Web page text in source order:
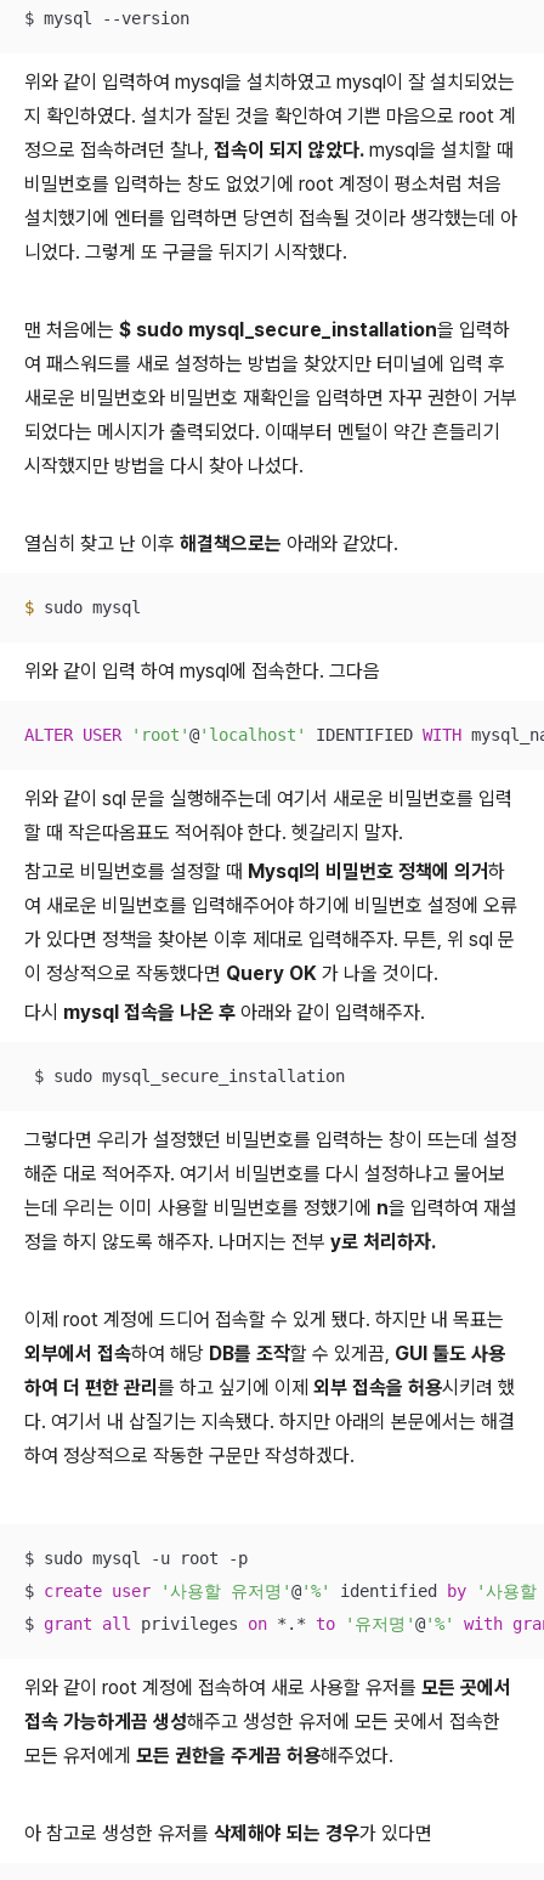
$ mysql --version
위와 같이 입력하여 mysql을 설치하였고 mysql이 잘 설치되었는
지 확인하였다. 설치가 잘된 것을 확인하여 기쁜 마음으로 root 계
정으로 접속하려던 찰나, 접속이 되지 않았다. mysql을 설치할 때
비밀번호를 입력하는 창도 없었기에 root 계정이 평소처럼 처음
설치했기에 엔터를 입력하면 당연히 접속될 것이라 생각했는데 아
니었다. 그렇게 또 구글을 뒤지기 시작했다.
맨 처음에는 $ sudo mysql_secure_installation을 입력하
여 패스워드를 새로 설정하는 방법을 찾았지만 터미널에 입력 후
새로운 비밀번호와 비밀번호 재확인을 입력하면 자꾸 권한이 거부
되었다는 메시지가 출력되었다. 이때부터 멘털이 약간 흔들리기
시작했지만 방법을 다시 찾아 나섰다.
열심히 찾고 난 이후 해결책으로는 아래와 같았다.
$ sudo mysql
위와 같이 입력 하여 mysql에 접속한다. 그다음
ALTER USER 'root'@'localhost' IDENTIFIED WITH
위와 같이 sql 문을 실행해주는데 여기서 새로운 비밀번호를 입력
할 때 작은따옴표도 적어줘야 한다. 헷갈리지 말자.
참고로 비밀번호를 설정할 때 Mysql의 비밀번호 정책에 의거하
여 새로운 비밀번호를 입력해주어야 하기에 비밀번호 설정에 오류
가 있다면 정책을 찾아본 이후 제대로 입력해주자. 무튼, 위 sql 문
이 정상적으로 작동했다면 Query OK 가 나올 것이다.
다시 mysql 접속을 나온 후 아래와 같이 입력해주자.
$ sudo mysql_secure_installation
그렇다면 우리가 설정했던 비밀번호를 입력하는 창이 뜨는데 설정
해준 대로 적어주자. 여기서 비밀번호를 다시 설정하냐고 물어보
는데 우리는 이미 사용할 비밀번호를 정했기에 n을 입력하여 재설
정을 하지 않도록 해주자. 나머지는 전부 y로 처리하자.
이제 root 계정에 드디어 접속할 수 있게 됐다. 하지만 내 목표는
외부에서 접속하여 해당 DB를 조작할 수 있게끔, GUI 툴도 사용
하여 더 편한 관리 를 하고 싶기에 이제 외부 접속을 허용시키려 했
다. 여기서 내 삽질기는 지속됐다. 하지만 아래의 본문에서는 해결
하여 정상적으로 작동한 구문만 작성하겠다.
$ sudo mysql -u root -p
$ create user '사용할 유저명'@'%' identified by
'사용
$ grant all privileges on * . * to '유저명'@'%' with
위와 같이 root 계정에 접속하여 새로 사용할 유저를 모든 곳에서
접속 가능하게끔 생성해주고 생성한 유저에 모든 곳에서 접속한
모든 유저에게 모든 권한을 주게끔 허용해주었다.
아 참고로 생성한 유저를 삭제해야 되는 경우가 있다면